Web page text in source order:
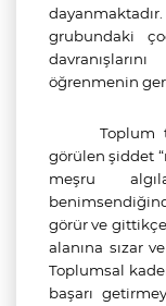
grubundaki
öğrenmenin
Toplum
görülen şiddet
meşru
görür ve
alanına sızar
Toplumsal
başarı